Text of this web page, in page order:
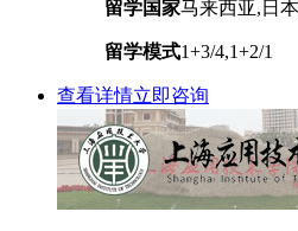
留学国家马来西亚,日
留学模式1+3/4,1+2/1
查看详情立即咨询